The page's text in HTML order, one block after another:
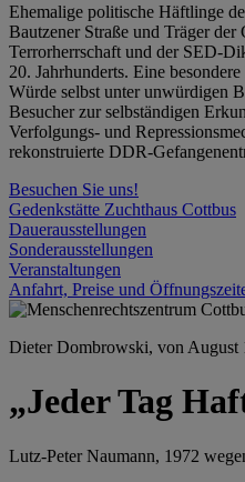
Ehemalige politische Häftlinge
Bautzener Straße und Träger
Terrorherrschaft und der SED-
20. Jahrhunderts. Eine
Würde selbst unter unwürdigen
Besucher zur selbständigen
Verfolgungs- und
rekonstruierte DDR-
Besuchen Sie uns!
Gedenkstätte Zuchthaus Cottbus
Dauerausstellungen
Sonderausstellungen
Veranstaltungen
Anfahrt, Preise und
Dieter Dombrowski, von August
„Jeder Tag
Lutz-Peter Naumann, 1972